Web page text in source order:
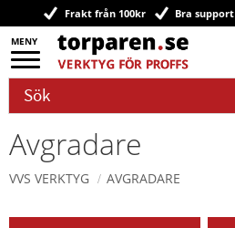
Meny
Frakt från 100kr Bra support
Avgradare
VVS VERKTYG AVGRADARE